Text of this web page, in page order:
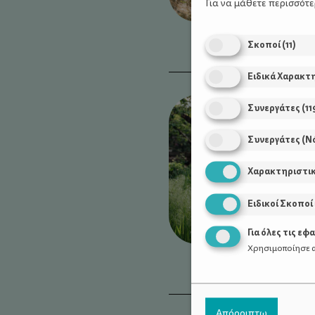
Για να μάθετε
Σκοποί(11)
Ειδικά
Συνεργάτες (
Συνεργάτες
Ειδικοί Σκοποί
Για όλες τις
Χρησιμοποίησε